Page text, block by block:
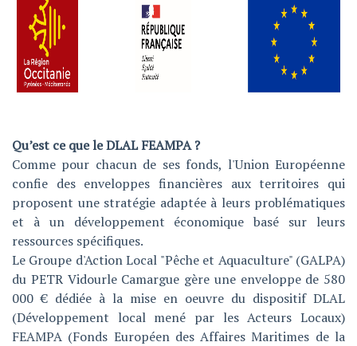
Qu’est ce que le DLAL FEAMPA ?
Comme pour chacun de ses fonds, l'Union Européenne
confie des enveloppes financières aux territoires qui
proposent une stratégie adaptée à leurs problématiques
et à un développement économique basé sur leurs
ressources spécifiques.
Le Groupe d'Action Local "Pêche et Aquaculture" (GALPA)
du PETR Vidourle Camargue gère une enveloppe de 580
000 € dédiée à la mise en oeuvre du dispositif DLAL
(Développement local mené par les Acteurs Locaux)
FEAMPA (Fonds Européen des Affaires Maritimes de la